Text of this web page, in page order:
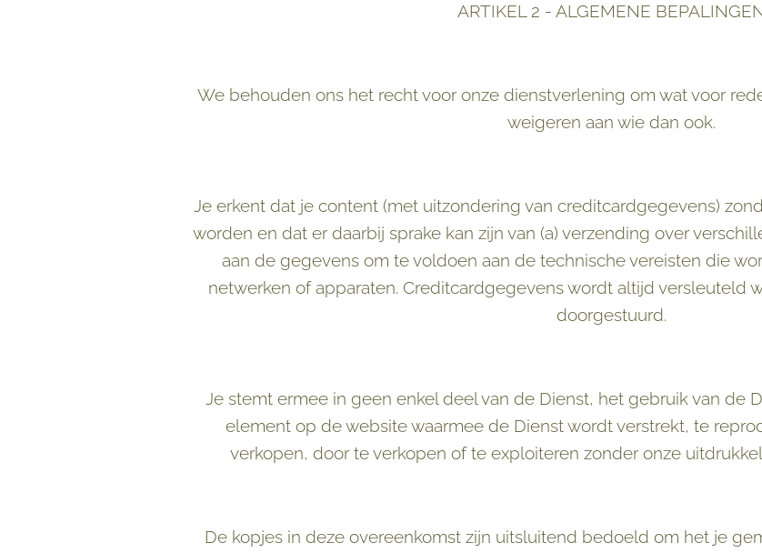
ARTIKEL 2 - ALGEMENE
We behouden ons het recht voor onze dienstverlening om wat voor
weigeren aan wie dan ook.
Je erkent dat je content (met uitzondering van creditcardgegevens)
worden en dat er daarbij sprake kan zijn van (a) verzending over
aan de gegevens om te voldoen aan de technische vereisten die
netwerken of apparaten. Creditcardgegevens wordt altijd versleuteld
doorgestuurd.
Je stemt ermee in geen enkel deel van de Dienst, het gebruik van de
element op de website waarmee de Dienst wordt verstrekt, te
verkopen, door te verkopen of te exploiteren zonder onze
De kopjes in deze overeenkomst zijn uitsluitend bedoeld om het je